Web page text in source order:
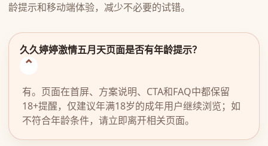
龄提示和移动端体验，减少不必要的试错。
久久婷婷激情五月天页面是否有年龄提示？
有。页面在首屏、方案说明、CTA和FAQ中都保留
18+提醒，仅建议年满18岁的成年用户继续浏览；如
不符合年龄条件，请立即离开相关页面。